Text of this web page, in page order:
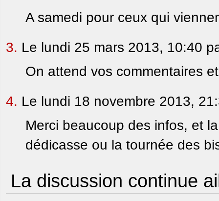
A samedi pour ceux qui
3. Le lundi 25 mars 2013, 10:40
On attend vos commentaires
4. Le lundi 18 novembre 2013,
Merci beaucoup des infos, et
dédicasse ou la tournée des
La discussion continue